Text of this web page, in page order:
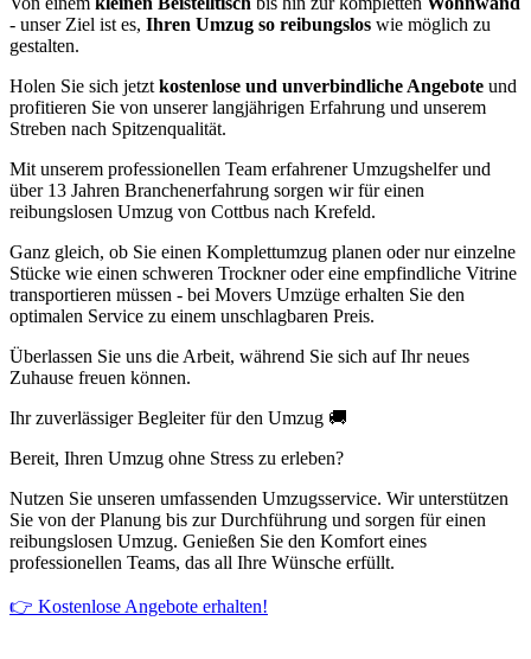
- unser Ziel ist es, Ihren Umzug so reibungslos wie möglich zu
gestalten.
Holen Sie sich jetzt kostenlose und unverbindliche Angebote und
profitieren Sie von unserer langjährigen Erfahrung und unserem
Streben nach Spitzenqualität.
Mit unserem professionellen Team erfahrener Umzugshelfer und
über 13 Jahren Branchenerfahrung sorgen wir für einen
reibungslosen Umzug von Cottbus nach Krefeld.
Ganz gleich, ob Sie einen Komplettumzug planen oder nur einzelne
Stücke wie einen schweren Trockner oder eine empfindliche Vitrine
transportieren müssen - bei Movers Umzüge erhalten Sie den
optimalen Service zu einem unschlagbaren Preis.
Überlassen Sie uns die Arbeit, während Sie sich auf Ihr neues
Zuhause freuen können.
Ihr zuverlässiger Begleiter für den Umzug 🚚
Bereit, Ihren Umzug ohne Stress zu erleben?
Nutzen Sie unseren umfassenden Umzugsservice. Wir unterstützen
Sie von der Planung bis zur Durchführung und sorgen für einen
reibungslosen Umzug. Genießen Sie den Komfort eines
professionellen Teams, das all Ihre Wünsche erfüllt.
👉 Kostenlose Angebote erhalten!